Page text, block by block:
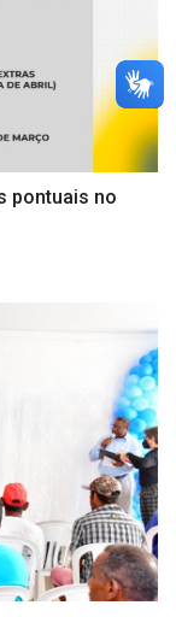
pontuais no